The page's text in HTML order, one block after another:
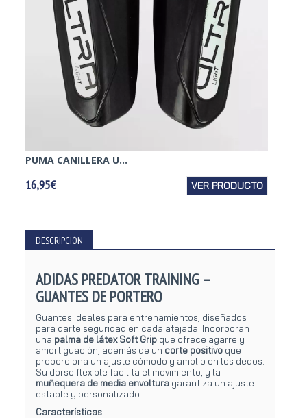
PUMA CANILLERA U...
16,95€ VER PRODUCTO
DESCRIPCIÓN
ADIDAS PREDATOR TRAINING –
GUANTES DE PORTERO
Guantes ideales para entrenamientos, diseñados
para darte seguridad en cada atajada. Incorporan
una palma de látex Soft Grip que ofrece agarre y
amortiguación, además de un corte positivo que
proporciona un ajuste cómodo y amplio en los dedos.
Su dorso flexible facilita el movimiento, y la
muñequera de media envoltura garantiza un ajuste
estable y personalizado.
Características